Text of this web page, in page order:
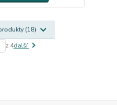
(18)
z 4další